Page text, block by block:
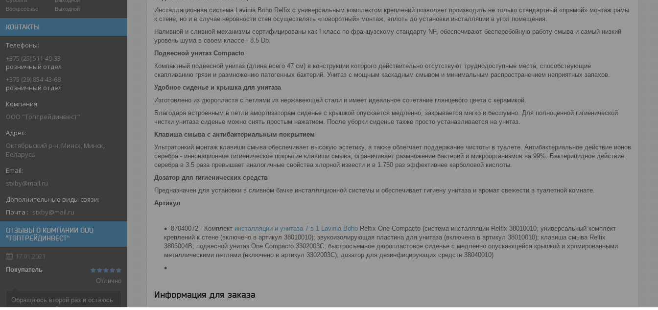
Воскресенье
Выходной
КОНТАКТЫ
+375 (25) 511-49-33
розничный отдел
+375 (29) 854-43-68
розничный отдел
ООО "Топтрейдинвест"
Октябрьский р-н, Минск, Минск,
Беларусь
stxby@mail.ru
Почта stxby@mail.ru
ОТЗЫВЫ О КОМПАНИИ ООО
"ТОПТРЕЙДИНВЕСТ"
17.01.2021
Покупатель
Отлично
Обращаюсь второй раз и остаюсь
Инсталляционная система Lavinia Boho Relfix c универсальным комплектом креплений позволяет производить не только стандартный «прямой» монтаж рамы
к стене, но и в случае неровности стен осуществлять «поворотный» монтаж, вплоть до установки инсталляции в угол помещения.
Наливной и сливной механизмы сертифицированы как I класс по французскому стандарту NF, обеспечивают бесперебойную работу смыва и самый низкий
уровень шума в своем классе - 8.5 Db.
Подвесной унитаз Compacto
Компактный подвесной унитаз (длина всего 47 см) в конструкции которого действительно отсутствуют труднодоступные места, способствующие
скапливанию грязи и размножению патогенных бактерий. Унитаз с мощным каскадным смывом и минимальным распространением неприятных запахов.
Удобное сиденье и крышка для унитаза
Изготовлено из дюропласта с петлями из нержавеющей стали и имеет идеальное сочетание глянцевого цвета с керамикой.
Благодаря встроенным в петли амортизаторам сиденье с крышкой опускается медленно, закрывается мягко и бесшумно. Для полноценной гигиенической
чистки унитаза сиденье можно снять простым нажатием. После уборки сиденье также просто устанавливается на унитаз.
Клавиша смыва с антибактериальным покрытием
Ультратонкий монтаж клавиши смыва обеспечивает высокую эстетику, а также облегчает поддержание чистоты в туалете. Антибактериальное действие ионов
серебра - инновационное гигиеническое покрытие клавиши смыва, ограничивает размножение бактерий и микроорганизмов на 99%. Бактерицидное действие
серебра в 3.5 раза превышает аналогичные свойства хлорной извести и в 1.750 раз эффективнее карболовой кислоты.
Дозатор для гигиенических средств
Предназначен для установки в сливном бачке инсталляционной системы и обеспечивает гигиену унитаза и аромат свежести в туалетной комнате.
Артикул
87040072 - Комплект инсталляции и унитаза 7 в 1 Lavinia Boho Relfix One Compacto (система инсталляции Relfix 38010010; универсальный комплект
креплений к стене (включено в артикул 38010010); звукоизолирующая пластина для унитаза (включена в артикул 38010010); клавиша смыва Relfix
3805004B; подвесной унитаз One Compacto 3302003C; быстросъемное дюропластовое сиденье с медленно опускающейся крышкой и хромированными
металлическими петлями (включено в артикул 3302003C); дозатор для дезинфицирующих средств 38040010)
Информация для заказа